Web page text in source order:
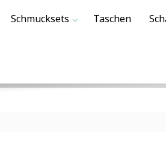
Schmucksets Taschen